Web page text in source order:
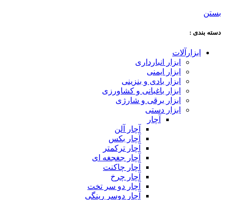
بستن
دسته‌ بندی :
ابزارآلات
ابزار انبارداری
ابزار ایمنی
ابزار بادی و بنزینی
ابزار باغبانی و کشاورزی
ابزار برقی و شارژی
ابزار دستی
آچار
آچار آلن
آچار بکس
آچار ترکمتر
آچار جغجغه ای
آچار چاکنت
آچار چرخ
آچار دو سر تخت
آچار دوسر رینگی